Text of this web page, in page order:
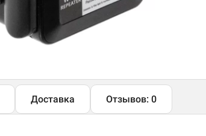
Доставка Отзывов: 0